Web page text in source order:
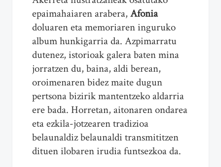
epaimahaiaren arabera, Afonia
doluaren eta memoriaren inguruko
album hunkigarria da. Azpimarratu
dutenez, istorioak galera baten mina
jorratzen du, baina, aldi berean,
oroimenaren bidez maite dugun
pertsona bizirik mantentzeko aldarria
ere bada. Horretan, aitonaren ondarea
eta ezkila-jotzearen tradizioa
belaunaldiz belaunaldi transmititzen
dituen ilobaren irudia funtsezkoa da.